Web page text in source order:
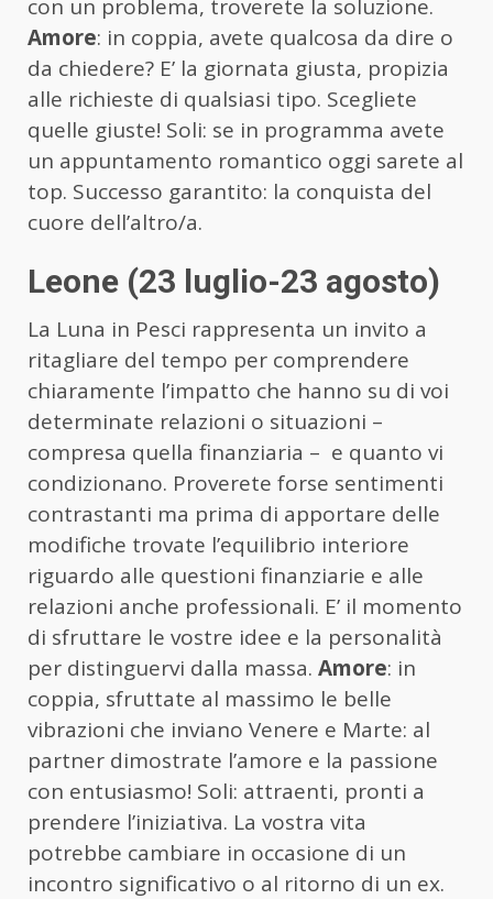
con un problema, troverete la soluzione.
Amore: in coppia, avete qualcosa da dire o
da chiedere? E’ la giornata giusta, propizia
alle richieste di qualsiasi tipo. Scegliete
quelle giuste! Soli: se in programma avete
un appuntamento romantico oggi sarete al
top. Successo garantito: la conquista del
cuore dell’altro/a.
Leone (23 luglio-23 agosto)
La Luna in Pesci rappresenta un invito a
ritagliare del tempo per comprendere
chiaramente l’impatto che hanno su di voi
determinate relazioni o situazioni –
compresa quella finanziaria – e quanto vi
condizionano. Proverete forse sentimenti
contrastanti ma prima di apportare delle
modifiche trovate l’equilibrio interiore
riguardo alle questioni finanziarie e alle
relazioni anche professionali. E’ il momento
di sfruttare le vostre idee e la personalità
per distinguervi dalla massa. Amore: in
coppia, sfruttate al massimo le belle
vibrazioni che inviano Venere e Marte: al
partner dimostrate l’amore e la passione
con entusiasmo! Soli: attraenti, pronti a
prendere l’iniziativa. La vostra vita
potrebbe cambiare in occasione di un
incontro significativo o al ritorno di un ex.